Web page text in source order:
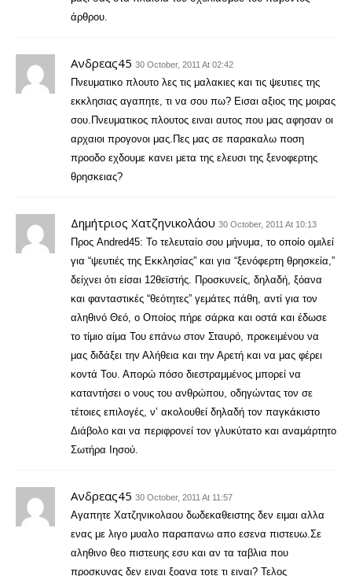
άρθρου.
Ανδρεας45 30 October, 2011 At 02:42
Πνευματικο πλουτο λες τις μαλακιες και τις ψευτιες της
εκκλησιας αγαπητε, τι να σου πω? Εισαι αξιος της μοιρας
σου.Πνευματικος πλουτος ειναι αυτος που μας αφησαν οι
αρχαιοι προγονοι μας.Πες μας σε παρακαλω ποση
προοδο εχδουμε κανει μετα της ελευσι της ξενοφερτης
θρησκειας?
Δημήτριος Χατζηνικολάου 30 October, 2011 At 10:13
Προς Andred45: Το τελευταίο σου μήνυμα, το οποίο ομιλεί
για “ψευτιές της Εκκλησίας” και για “ξενόφερτη θρησκεία,”
δείχνει ότι είσαι 12θεϊστής. Προσκυνείς, δηλαδή, ξόανα
και φανταστικές “θεότητες” γεμάτες πάθη, αντί για τον
αληθινό Θεό, ο Οποίος πήρε σάρκα και οστά και έδωσε
το τίμιο αίμα Του επάνω στον Σταυρό, προκειμένου να
μας διδάξει την Αλήθεια και την Αρετή και να μας φέρει
κοντά Του. Απορώ πόσο διεστραμμένος μπορεί να
καταντήσει ο νους του ανθρώπου, οδηγώντας τον σε
τέτοιες επιλογές, ν’ ακολουθεί δηλαδή τον παγκάκιστο
Διάβολο και να περιφρονεί τον γλυκύτατο και αναμάρτητο
Σωτήρα Ιησού.
Ανδρεας45 30 October, 2011 At 11:57
Αγαπητε Χατζηνικολαου δωδεκαθειστης δεν ειμαι αλλα
ενας με λιγο μυαλο παραπανω απο εσενα πιστευω.Σε
αληθινο θεο πιστευης εσυ και αν τα ταβλια που
προσκυνας δεν ειναι ξοανα τοτε τι ειναι? Τελος